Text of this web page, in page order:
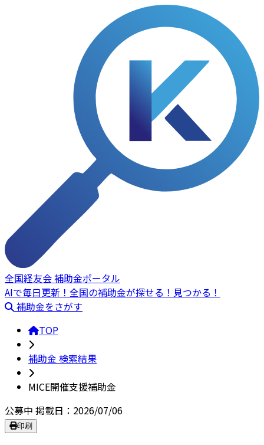
全国経友会 補助金ポータル
AIで毎日更新！全国の補助金が探せる！見つかる！
補助金をさがす
TOP
補助金 検索結果
MICE開催支援補助金
公募中 掲載日：2026/07/06
印刷